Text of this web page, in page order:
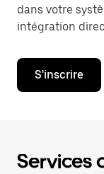
dans votre
intégration
S'inscrire
Services